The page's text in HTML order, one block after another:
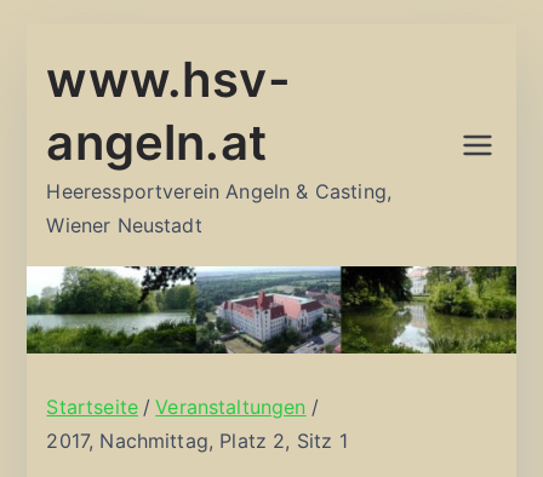
Inhalt
www.hsv-
angeln.at
Heeressportverein Angeln & Casting,
Wiener Neustadt
Startseite
Veranstaltungen
2017, Nachmittag, Platz 2, Sitz 1